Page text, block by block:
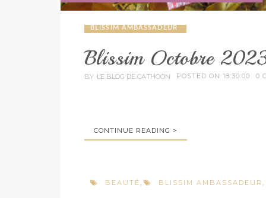
BLISSIM AMBASSADEUR
Blissim Octobre
BY LE BLOG DE CATHOON POSTED ON 18:30:00 0
CONTINUE READING >
BEAUTÉ, BLISSIM AMBASSADEUR ,